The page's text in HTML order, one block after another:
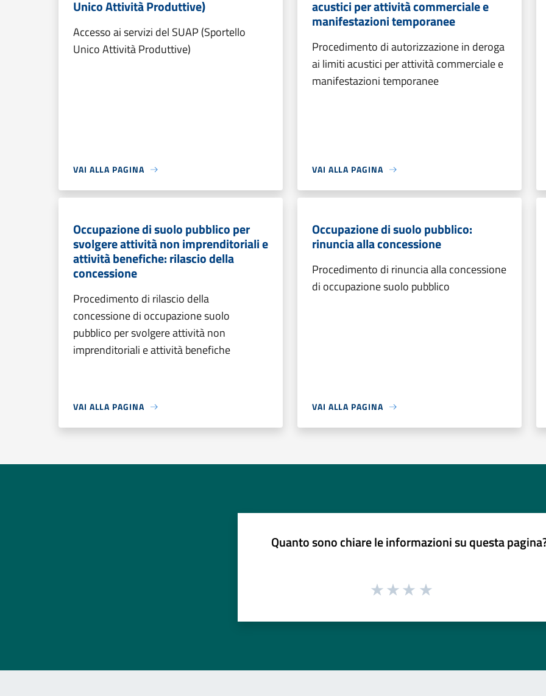
Unico Attività Produttive)
Accesso ai servizi del SUAP (Sportello
Unico Attività Produttive)
VAI ALLA PAGINA
acustici per attività commerciale e
manifestazioni temporanee
Procedimento di autorizzazione in deroga
ai limiti acustici per attività commerciale e
manifestazioni temporanee
VAI ALLA PAGINA
Occupazione di suolo pubblico per
svolgere attività non imprenditoriali e
attività benefiche: rilascio della
concessione
Procedimento di rilascio della
concessione di occupazione suolo
pubblico per svolgere attività non
imprenditoriali e attività benefiche
VAI ALLA PAGINA
Occupazione di suolo pubblico:
rinuncia alla concessione
Procedimento di rinuncia alla concessione
di occupazione suolo pubblico
VAI ALLA PAGINA
Quanto sono chiare le informazioni su questa